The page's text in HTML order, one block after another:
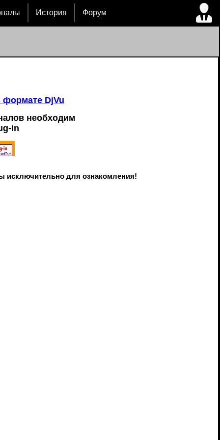
История Форум
формате DjVu
необходим
in
исключительно для ознакомления!